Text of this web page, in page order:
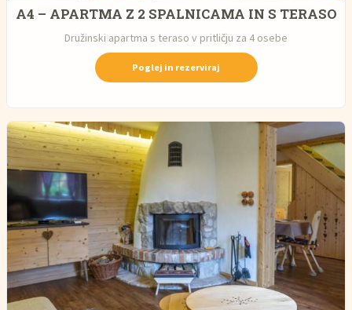
A4 – APARTMA Z 2 SPALNICAMA IN S TERASO
Družinski apartma s teraso v pritličju za 4 osebe
Poglej in rezerviraj